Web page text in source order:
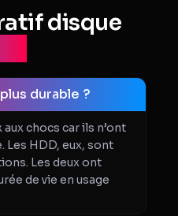
disque
durable ?
chocs car ils n’ont
Les HDD, eux, sont
Les deux ont
de vie en usage